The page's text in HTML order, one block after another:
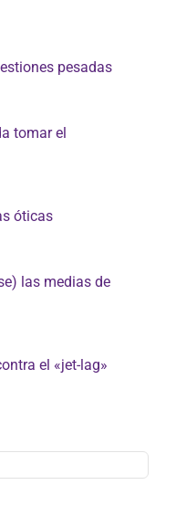
pesadas
tomar el
óticas
las medias de
el «jet-lag»